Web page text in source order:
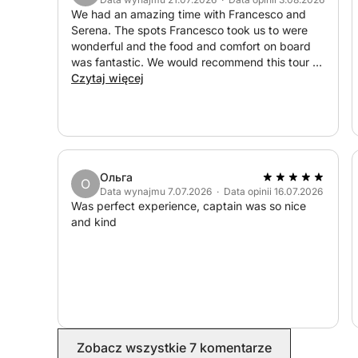
We had an amazing time with Francesco and
Serena. The spots Francesco took us to were
wonderful and the food and comfort on board
was fantastic. We would recommend this tour to
anyone looking for a day out along the Sicilian
Czytaj więcej
О Ольга
Data wynajmu 7.07.2026 · Data opinii 16.07.2026
Was perfect experience, captain was so nice
and kind
Zobacz wszystkie 7 komentarze